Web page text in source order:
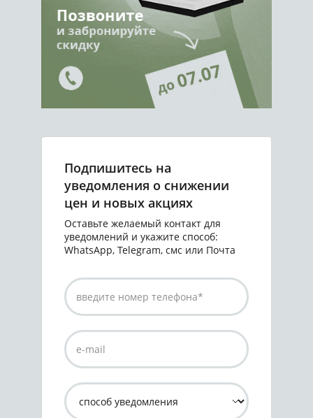
Подпишитесь на
уведомления о снижении
цен и новых акциях
Оставьте желаемый контакт для
уведомлений и укажите способ:
WhatsApp, Telegram, смс или Почта